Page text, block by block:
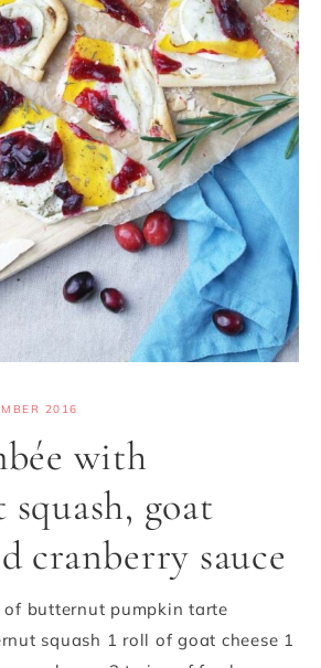
2016
with
goat
cranberry sauce
of butternut pumpkin tarte
squash 1 roll of goat cheese 1